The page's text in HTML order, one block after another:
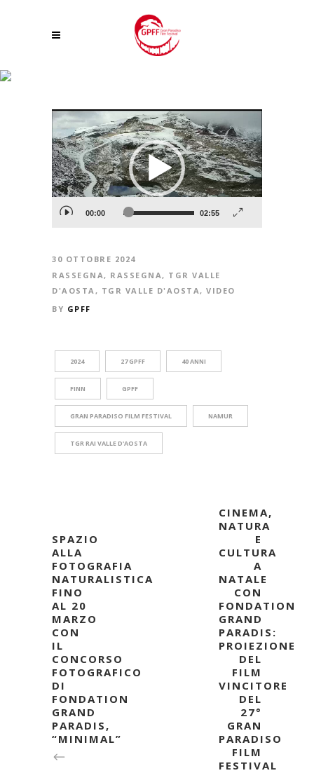
Video
Player
00:00 02:55
30 OTTOBRE 2024
RASSEGNA , RASSEGNA , TGR VALLE
D'AOSTA , TGR VALLE D'AOSTA , VIDEO
BY GPFF
2024 27 GPFF 40 ANNI
FINN GPFF
GRAN PARADISO FILM FESTIVAL NAMUR
TGR RAI VALLE D'AOSTA
SPAZIO
ALLA
FOTOGRAFIA
NATURALISTICA
FINO
AL 20
MARZO
CON
IL
CONCORSO
FOTOGRAFICO
DI
FONDATION
GRAND
PARADIS,
“MINIMAL”
CINEMA,
NATURA
E
CULTURA
A
NATALE
CON
FONDATION
GRAND
PARADIS:
PROIEZIONE
DEL
FILM
VINCITORE
DEL
27°
GRAN
PARADISO
FILM
FESTIVAL